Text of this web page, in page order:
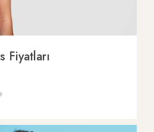
Fiyatları